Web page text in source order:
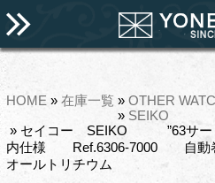
HOME » 在庫一覧 » OTHER
» SEIKO
» セイコー SEIKO ”63サ
内仕様 Ref.6306-7000 自動
オールトリチウム